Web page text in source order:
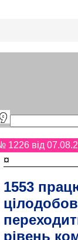
1226 від
¤
1553
рівень